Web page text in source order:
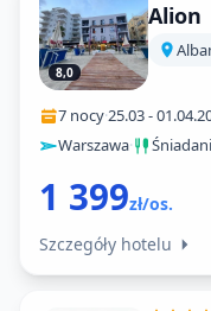
8,0
Alion
7 nocy·25.03-
Warszawa·
1 399zł/os.
Szczegóły hotelu